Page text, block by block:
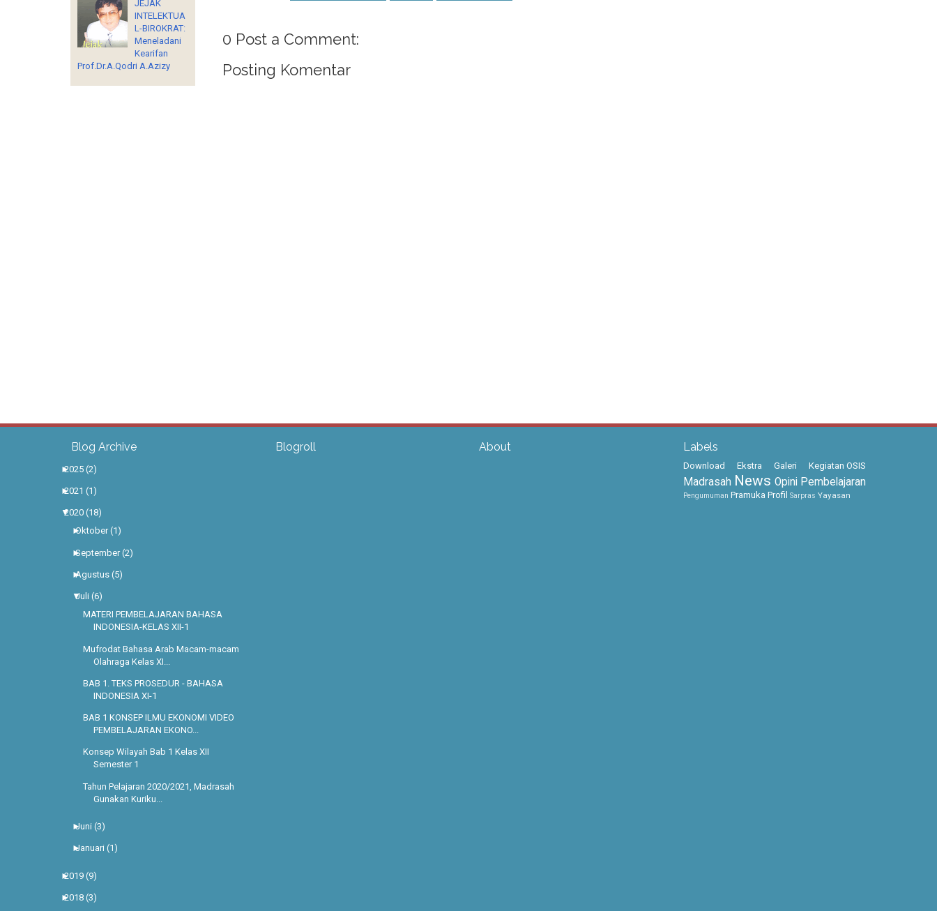
0 Post a Comment:
Posting Komentar
JEJAK
INTELEKTUA
L-BIROKRAT:
Meneladani
Kearifan
Prof.Dr.A.Qodri A.Azizy
Blog Archive
►
2025 (2)
►
2021 (1)
▼
2020 (18)
►
Oktober (1)
►
September (2)
►
Agustus (5)
▼
Juli (6)
MATERI PEMBELAJARAN BAHASA
INDONESIA-KELAS XII-1
Mufrodat Bahasa Arab Macam-macam
Olahraga Kelas XI...
BAB 1. TEKS PROSEDUR - BAHASA
INDONESIA XI-1
BAB 1 KONSEP ILMU EKONOMI VIDEO
PEMBELAJARAN EKONO...
Konsep Wilayah Bab 1 Kelas XII
Semester 1
Tahun Pelajaran 2020/2021, Madrasah
Gunakan Kuriku...
►
Juni (3)
►
Januari (1)
►
2019 (9)
►
2018 (3)
Blogroll About Labels
Download Ekstra Galeri Kegiatan OSIS
Madrasah News Opini Pembelajaran
Pengumuman Pramuka Profil Sarpras Yayasan